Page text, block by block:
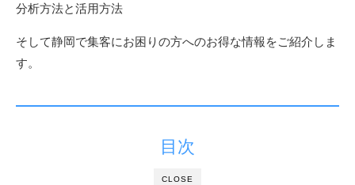
分析方法と活用方法
そして静岡で集客にお困りの方へのお得な情報をご紹介しま
す。
CLOSE
目次